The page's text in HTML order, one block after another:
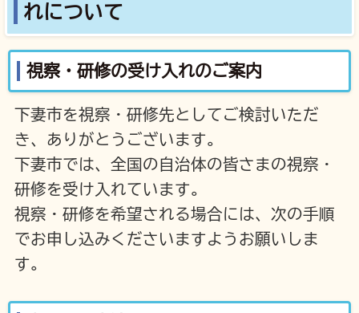
れについて
視察・研修の受け入れのご案内
下妻市を視察・研修先としてご検討いただ
き、ありがとうございます。
下妻市では、全国の自治体の皆さまの視察・
研修を受け入れています。
視察・研修を希望される場合には、次の手順
でお申し込みくださいますようお願いしま
す。